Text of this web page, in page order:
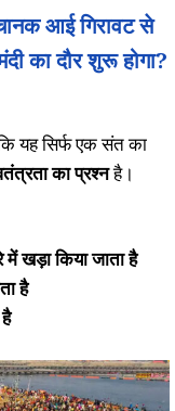
आई गिरावट से
का दौर शुरू होगा?
यह सिर्फ एक संत का
का प्रश्नहै।
खड़ा किया जाता है
है